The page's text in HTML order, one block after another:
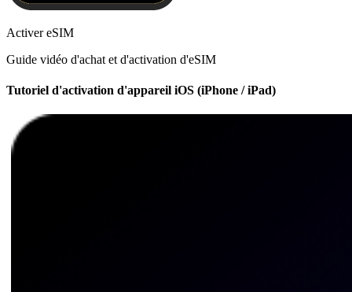
Activer eSIM
Guide vidéo d'achat et d'activation d'eSIM
Tutoriel d'activation d'appareil iOS (iPhone / iPad)